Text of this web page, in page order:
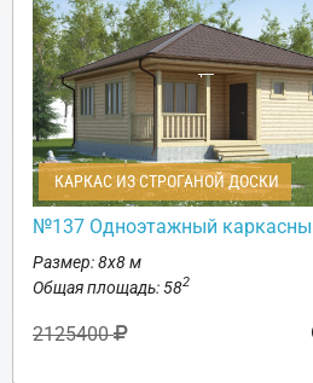
КАРКАС ИЗ СТРОГАНОЙ ДОСКИ
№137 Одноэтажный
Размер: 8х8 м
Общая площадь: 582
2125400